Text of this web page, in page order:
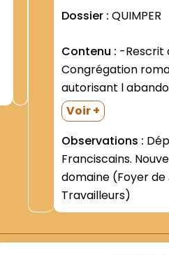
Dossier : QUIMPER
Contenu :
Congrégation
autorisant l
Champfleury et le
Scholasticat à
1955; copie
du P. Achille
demandant au Dr
libération de la...
Voir +
Observations :
Franciscains.
domaine (Foyer de
Travailleurs)